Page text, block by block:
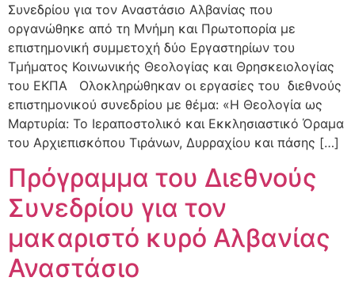
Συνεδρίου για τον Αναστάσιο Αλβανίας που
οργανώθηκε από τη Μνήμη και Πρωτοπορία με
επιστημονική συμμετοχή δύο Εργαστηρίων του
Τμήματος Κοινωνικής Θεολογίας και Θρησκειολογίας
του ΕΚΠΑ Ολοκληρώθηκαν οι εργασίες του διεθνούς
επιστημονικού συνεδρίου με θέμα: «Η Θεολογία ως
Μαρτυρία: Το Ιεραποστολικό και Εκκλησιαστικό Όραμα
του Αρχιεπισκόπου Τιράνων, Δυρραχίου και πάσης […]
Πρόγραμμα του Διεθνούς
Συνεδρίου για τον
μακαριστό κυρό Αλβανίας
Αναστάσιο